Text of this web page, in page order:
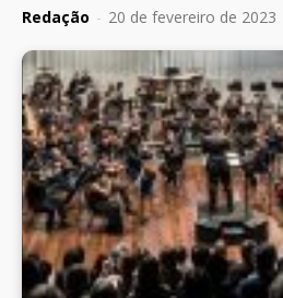
Redação - 20 de fevereiro de 2023